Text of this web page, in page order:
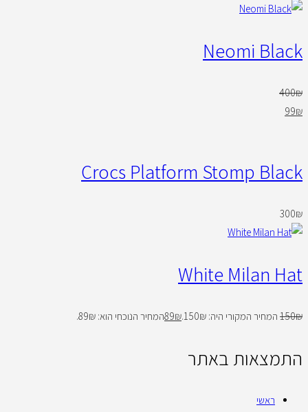
Neomi Black
400₪
99₪
Crocs Platform Stomp Black
300₪
White Milan Hat
150₪ המחיר המקורי היה: 150₪. 89₪ המחיר הנוכחי הוא: 89₪.
התמצאות באתר
ראשי